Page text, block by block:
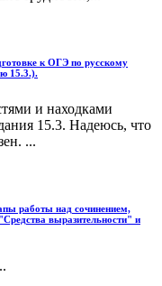
к ОГЭ по русскому
15.3.).
и находками
15.3. Надеюсь, что
...
над сочинением,
выразительности" и